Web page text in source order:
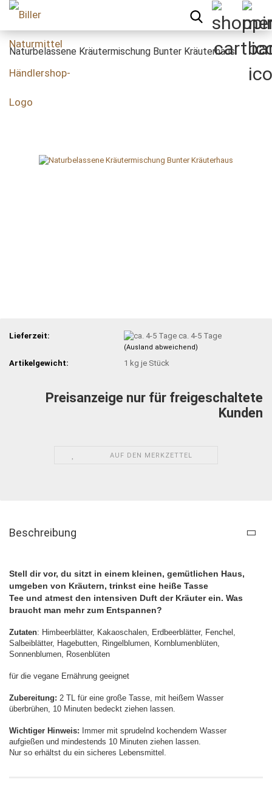
Naturbelassene Kräutermischung Bunter Kräuterhaus
Lieferzeit: ca. 4-5 Tage
(Ausland abweichend)
Artikelgewicht: 1 kg je Stück
Preisanzeige nur für freigeschaltete
Kunden
AUF DEN MERKZETTEL
Beschreibung
Stell dir vor, du sitzt in einem kleinen, gemütlichen Haus,
umgeben von Kräutern, trinkst eine heiße Tasse
Tee und atmest den intensiven Duft der Kräuter ein. Was
braucht man mehr zum Entspannen?
Zutaten: Himbeerblätter, Kakaoschalen, Erdbeerblätter, Fenchel,
Salbeiblätter, Hagebutten, Ringelblumen, Kornblumenblüten,
Sonnenblumen, Rosenblüten
für die vegane Ernährung geeignet
Zubereitung: 2 TL für eine große Tasse, mit heißem Wasser
überbrühen, 10 Minuten bedeckt ziehen lassen.
Wichtiger Hinweis: Immer mit sprudelnd kochendem Wasser
aufgießen und mindestends 10 Minuten ziehen lassen.
Nur so erhältst du ein sicheres Lebensmittel.